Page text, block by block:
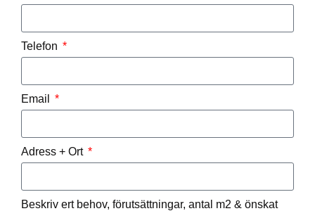
Telefon
Email
Adress + Ort
Beskriv ert behov, förutsättningar, antal m2 & önskat